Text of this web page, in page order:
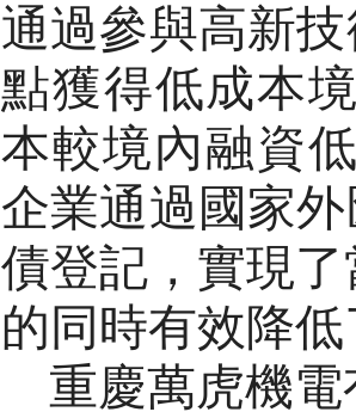
通過參與高新
點獲得低成本
本較境內融資
企業通過國家
債登記，實現
的同時有效降
重慶萬虎機